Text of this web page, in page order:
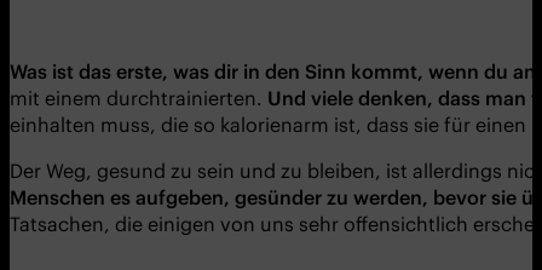
Was ist das erste, was dir in den Sinn kommt, wenn du
mit einem durchtrainierten. Und viele denken, dass man
einhalten muss, die so kalorienarm ist, dass sie für
Der Weg, gesund zu sein und zu bleiben, ist allerdings
Menschen es aufgeben, gesünder zu werden, bevor sie
Tatsachen, die einigen von uns sehr offensichtlich